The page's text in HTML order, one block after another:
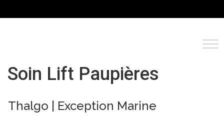
Soin Lift Paupières
Thalgo | Exception Marine